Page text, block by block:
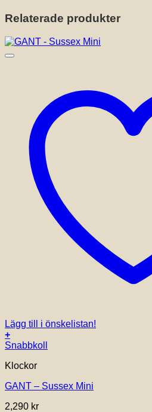
Relaterade produkter
Lägg till i önskelistan!
+
Snabbkoll
Klockor
GANT – Sussex Mini
2,290 kr